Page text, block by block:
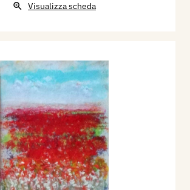
Visualizza scheda